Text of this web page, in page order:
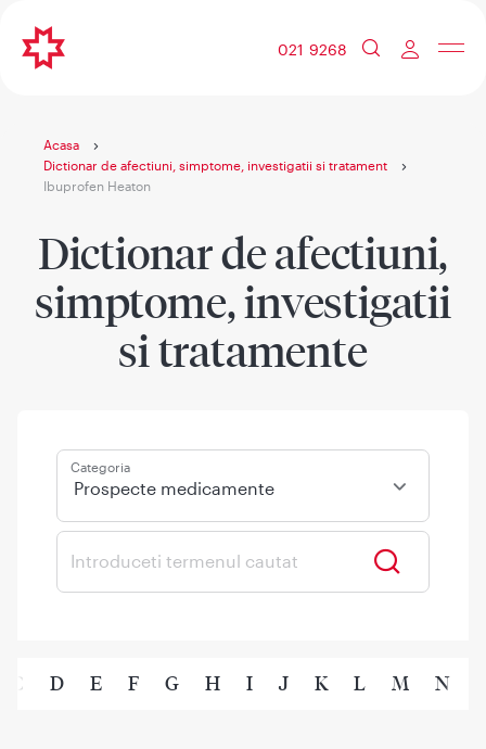
021 9268
Acasa
Dictionar de afectiuni, simptome, investigatii si tratament
Ibuprofen Heaton
Dictionar de afectiuni,
simptome, investigatii
si tratamente
Categoria
Prospecte medicamente
C D E F G H I J K L M N